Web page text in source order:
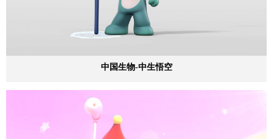
中国生物-中生悟空